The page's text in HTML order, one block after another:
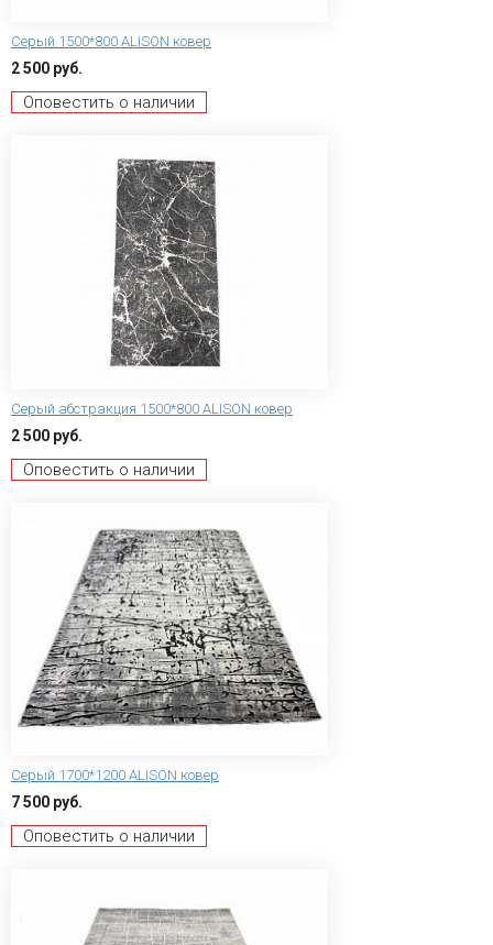
Серый 1500*800 ALISON ковер
2 500 руб.
Оповестить о наличии
Серый абстракция 1500*800 ALISON ковер
2 500 руб.
Оповестить о наличии
Серый 1700*1200 ALISON ковер
7 500 руб.
Оповестить о наличии